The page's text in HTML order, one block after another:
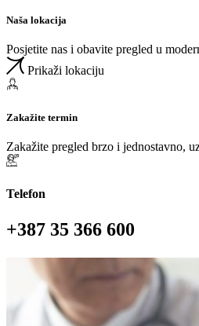
Naša lokacija
Posjetite nas i obavite pregled u
Prikaži lokaciju
Zakažite termin
Zakažite pregled brzo i jednostavno,
Telefon
+387 35 366 600